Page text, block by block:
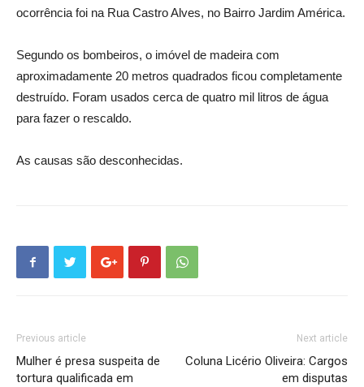
ocorrência foi na Rua Castro Alves, no Bairro Jardim América.
Segundo os bombeiros, o imóvel de madeira com
aproximadamente 20 metros quadrados ficou completamente
destruído. Foram usados cerca de quatro mil litros de água
para fazer o rescaldo.
As causas são desconhecidas.
Previous article
Mulher é presa suspeita de
tortura qualificada em
Next article
Coluna Licério Oliveira: Cargos
em disputas